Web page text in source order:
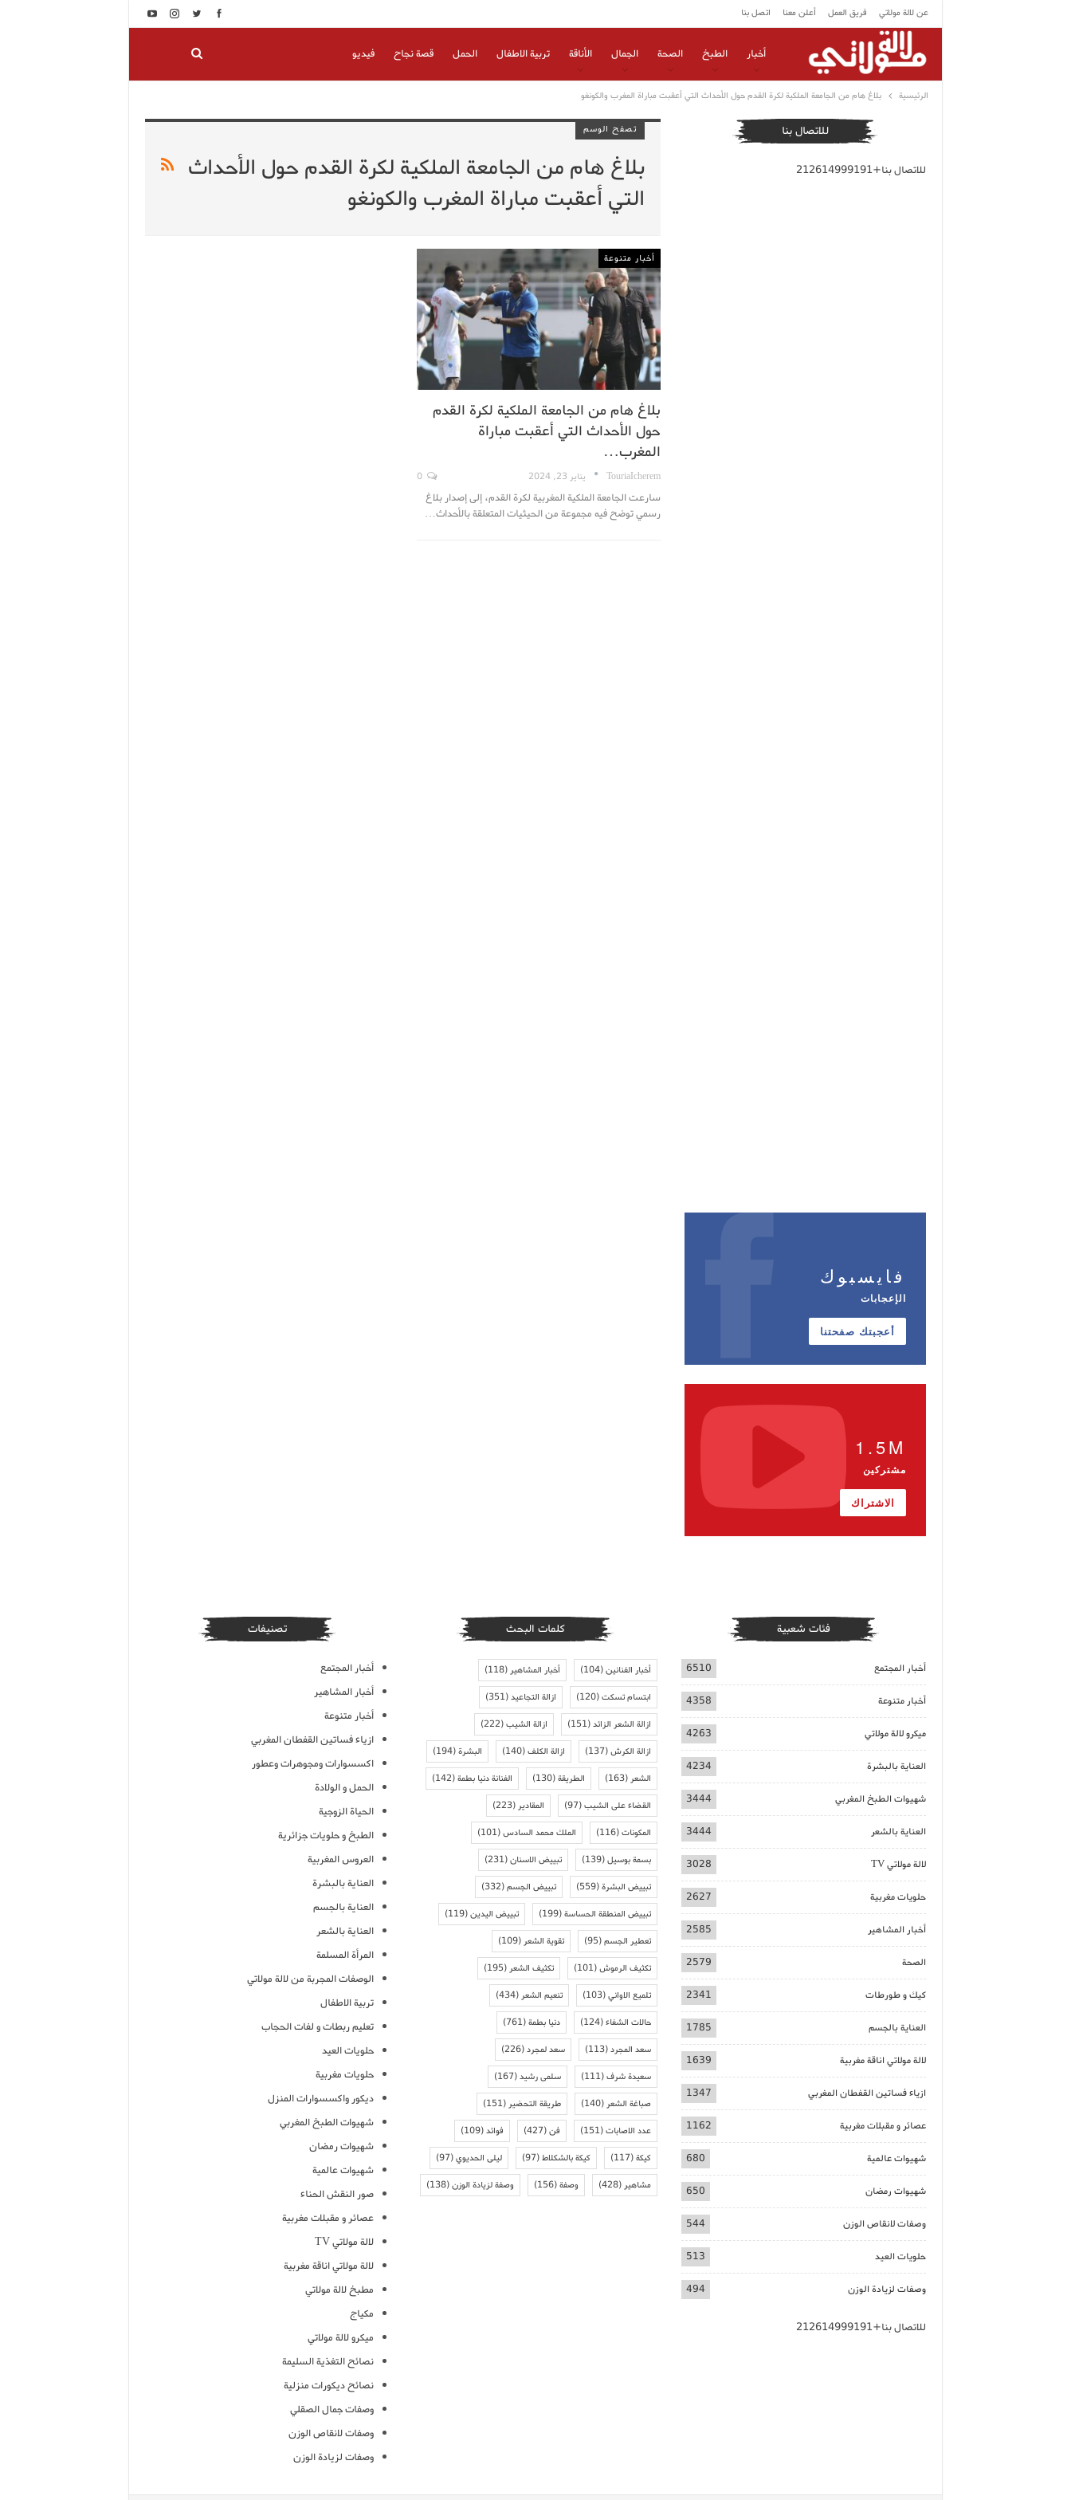
عن لالة مولاتي فريق العمل أعلن معنا اتصل بنا
أخبار الطبخ الصحة الجمال الأناقة تربية الاطفال الحمل قصة نجاح فيديو
الرئيسية بلاغ هام من الجامعة الملكية لكرة القدم حول الأحداث التي أعقبت مباراة المغرب والكونغو
تصفح الوسم
بلاغ هام من الجامعة الملكية لكرة القدم حول الأحداث
التي أعقبت مباراة المغرب والكونغو
أخبار متنوعة
بلاغ هام من الجامعة الملكية لكرة القدم
حول الأحداث التي أعقبت مباراة
المغرب…
TouriaIcherem يناير 23, 2024
سارعت الجامعة الملكية المغربية لكرة القدم، إلى إصدار بلاغ
رسمي توضح فيه مجموعة من الحيثيات المتعلقة بالأحداث…
للاتصال بنا
للاتصال بنا+212614999191
فايسبوك
الإعجابات
أعجبتك صفحتنا
1.5M
مشتركين
الاشتراك
فئات شعبية
أخبار المجتمع 6510
أخبار متنوعة 4358
ميكرو لالة مولاتي 4263
العناية بالبشرة 4234
شهيوات الطبخ المغربي 3444
العناية بالشعر 3444
لالة مولاتي TV 3028
حلويات مغربية 2627
أخبار المشاهير 2585
الصحة 2579
كيك و طورطات 2341
العناية بالجسم 1785
لالة مولاتي اناقة مغربية 1639
ازياء فساتين القفطان المغربي 1347
عصائر و مقبلات مغربية 1162
شهيوات عالمية 680
شهيوات رمضان 650
وصفات لانقاص الوزن 544
حلويات العيد 513
وصفات لزيادة الوزن 494
للاتصال بنا+212614999191
كلمات البحث
أخبار الفنانين(104) أخبار المشاهير(118)
ابتسام تسكت(120) ازالة التجاعيد(351)
ازالة الشعر الزائد(151) ازالة الشيب(222)
ازالة الكرش(137) ازالة الكلف(140) البشرة(194)
الشعر(163) الطريقة(130) الفنانة دنيا بطمة(142)
القضاء على الشيب(97) المقادير(223)
المكونات(116) الملك محمد السادس(101)
بسمة بوسيل(139) تبييض الاسنان(231)
تبييض البشرة(559) تبييض الجسم(332)
تبييض المنطقة الحساسة(199) تبييض اليدين(119)
تعطير الجسم(95) تقوية الشعر(109)
تكثيف الرموش(101) تكثيف الشعر(195)
تلميع الاواني(103) تنعيم الشعر(434)
حالات الشفاء(124) دنيا بطمة(761)
سعد المجرد(113) سعد لمجرد(226)
سعيدة شرف(111) سلمى رشيد(167)
صباغة الشعر(140) طريقة التحضير(151)
عدد الاصابات(151) فن(427) فوائد(109)
كيكة(117) كيكة بالشكلاط(97) ليلى الحديوي(97)
مشاهير(428) وصفة(156) وصفة لزيادة الوزن(138)
تصنيفات
أخبار المجتمع
أخبار المشاهير
أخبار متنوعة
ازياء فساتين القفطان المغربي
اكسسوارات ومجوهرات وعطور
الحمل و الولادة
الحياة الزوجية
الطبخ و حلويات جزائرية
العروس المغربية
العناية بالبشرة
العناية بالجسم
العناية بالشعر
المرأة المسلمة
الوصفات المجربة من لالة مولاتي
تربية الاطفال
تعليم ربطات و لفات الحجاب
حلويات العيد
حلويات مغربية
ديكور واكسسوارات المنزل
شهيوات الطبخ المغربي
شهيوات رمضان
شهيوات عالمية
صور النقش الحناء
عصائر و مقبلات مغربية
لالة مولاتي TV
لالة مولاتي اناقة مغربية
مطبخ لالة مولاتي
مكياج
ميكرو لالة مولاتي
نصائح التغذية السليمة
نصائح ديكورات منزلية
وصفات جمال الصقلي
وصفات لانقاص الوزن
وصفات لزيادة الوزن